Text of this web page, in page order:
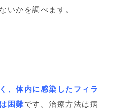
いかを調べます。
、体内に感染したフィラ
困難です。 治療方法は病